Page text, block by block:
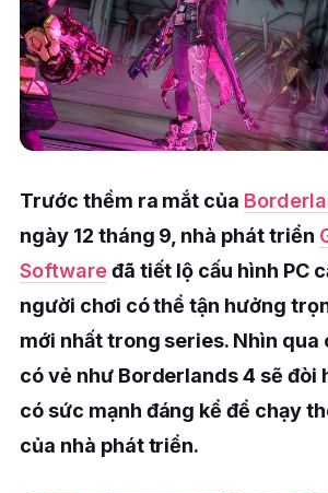
Trước thềm ra mắt của
ngày 12 tháng 9, nhà phát triển
Softwaređã tiết lộ cấu hình PC
người chơi có thể tận hưởng
mới nhất trong series. Nhìn qua
có vẻ như Borderlands 4 sẽ đòi
có sức mạnh đáng kể để chạy
của nhà phát triển.